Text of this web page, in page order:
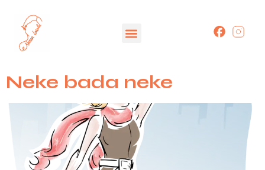
Neke bada neke